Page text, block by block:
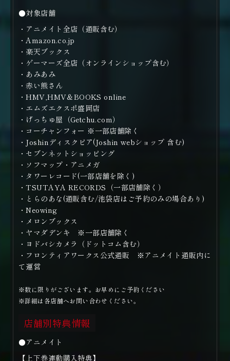
●対象店舗
・アニメイト全店（通販含む）
・Amazon.co.jp
・楽天ブックス
・ゲーマーズ全店（オンラインショップ含む）
・あみあみ
・赤い熊さん
・HMV,HMV＆BOOKS online
・エムズエクスポ盛岡店
・げっちゅ屋（Getchu.com）
・コーチャンフォー ※一部店舗除く
・Joshinディスクピア(Joshin webショップ 含む)
・セブンネットショッピング
・ソフマップ・アニメガ
・タワーレコード(一部店舗を除く)
・TSUTAYA RECORDS（一部店舗除く）
・とらのあな(通販含む/池袋店はご予約のみの場合あり)
・Neowing
・メロンブックス
・ヤマダデンキ ※一部店舗除く
・ヨドバシカメラ（ドットコム含む）
・フロンティアワークス公式通販 ※アニメイト通販内に
て運営
※数に限りがございます。お早めにご予約ください
※詳細は各店舗へお問い合わせください。
店舗別特典情報
●アニメイト
【上下巻連動購入特典】